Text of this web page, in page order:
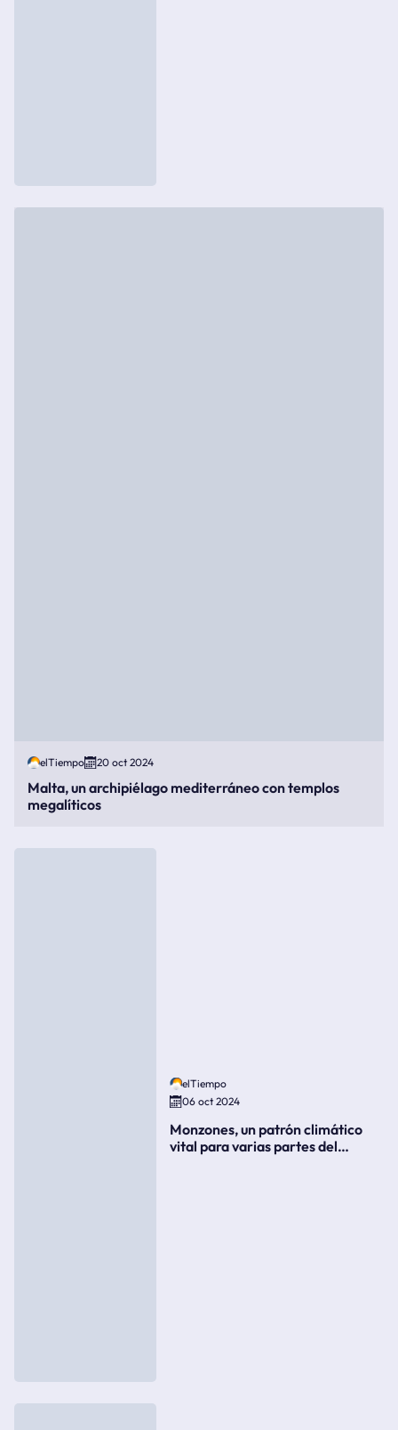
elTiempo 20 oct 2024
Malta, un archipiélago mediterráneo con templos
megalíticos
elTiempo
06 oct 2024
Monzones, un patrón climático
vital para varias partes del